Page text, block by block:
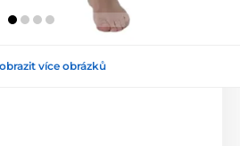
více obrázků